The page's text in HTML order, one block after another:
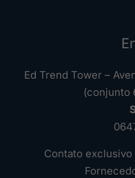
Ed Trend Tower –
(conjunto
Contato